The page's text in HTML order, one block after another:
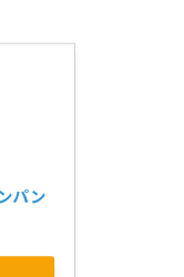
パン